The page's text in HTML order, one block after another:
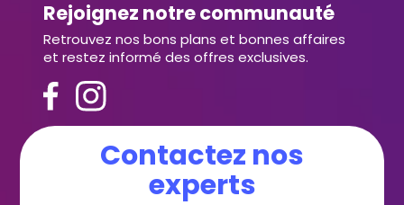
Rejoignez notre communauté
Retrouvez nos bons plans et bonnes affaires
et restez informé des offres exclusives.
Contactez nos
experts